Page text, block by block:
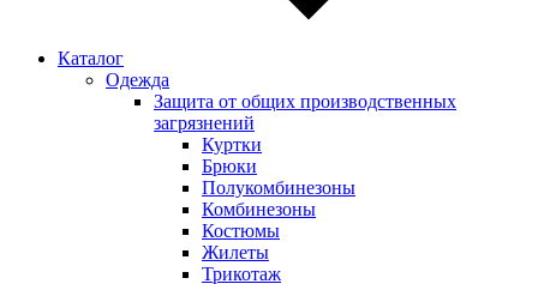
Каталог
Одежда
Защита от общих производственных
загрязнений
Куртки
Брюки
Полукомбинезоны
Комбинезоны
Костюмы
Жилеты
Трикотаж